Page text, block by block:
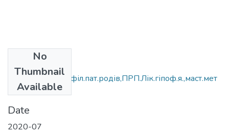
No
Thumbnail
Available
Патоген.мет.профіл.пат.родів,ПРП.Лік.гіпоф.я.,маст.мет
р..doc(131.5 KB)
Date
2020-07